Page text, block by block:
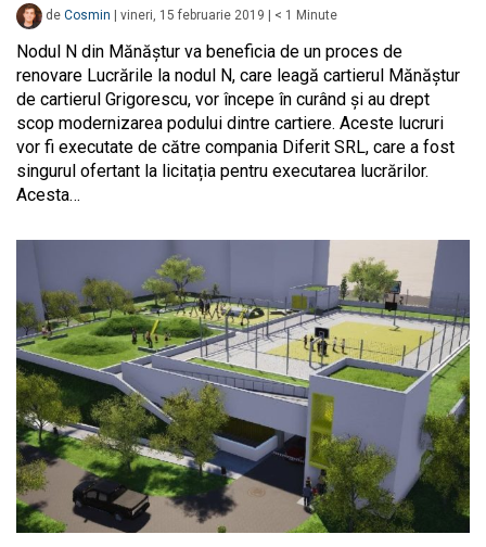
de Cosmin vineri, 15 februarie 2019 < 1 Minute
Nodul N din Mănăștur va beneficia de un proces de
renovare Lucrările la nodul N, care leagă cartierul Mănăștur
de cartierul Grigorescu, vor începe în curând și au drept
scop modernizarea podului dintre cartiere. Aceste lucruri
vor fi executate de către compania Diferit SRL, care a fost
singurul ofertant la licitația pentru executarea lucrărilor.
Acesta…